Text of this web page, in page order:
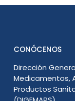
CONÓCENOS
Dirección
Medicamentos,
Productos